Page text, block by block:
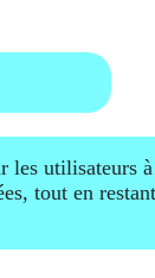
utilisateurs
tout en